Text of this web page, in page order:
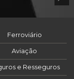
Ferroviário
Aviação
e Resseguros